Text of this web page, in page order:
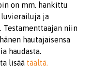
on mm. hankittu
ja
niin
hautajaisensa
haudasta.
lisää täältä.